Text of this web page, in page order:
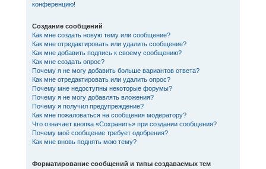
конференцию!
Создание сообщений
Как мне создать новую тему или сообщение?
Как мне отредактировать или удалить сообщение?
Как мне добавить подпись к своему сообщению?
Как мне создать опрос?
Почему я не могу добавить больше вариантов ответа?
Как мне отредактировать или удалить опрос?
Почему мне недоступны некоторые форумы?
Почему я не могу добавлять вложения?
Почему я получил предупреждение?
Как мне пожаловаться на сообщения модератору?
Что означает кнопка «Сохранить» при создании сообщения?
Почему моё сообщение требует одобрения?
Как мне вновь поднять мою тему?
Форматирование сообщений и типы создаваемых тем